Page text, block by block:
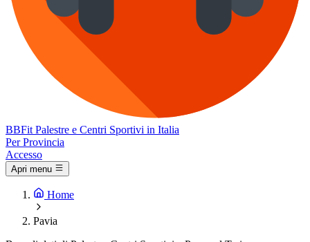
BBFit Palestre e Centri Sportivi in Italia
Per Provincia
Accesso
Apri menu
Home
Pavia